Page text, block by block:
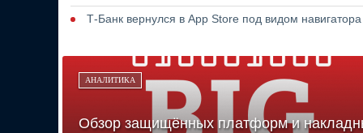
Т-Банк вернулся в App Store под видом
АНАЛИТИКА
Обзор защищённых платформ и